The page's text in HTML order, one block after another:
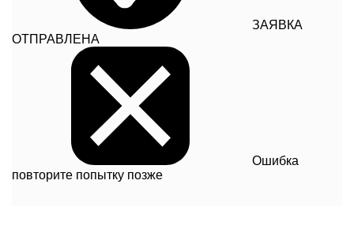
ЗАЯВКА
ОТПРАВЛЕНА
Ошибка
повторите попытку позже